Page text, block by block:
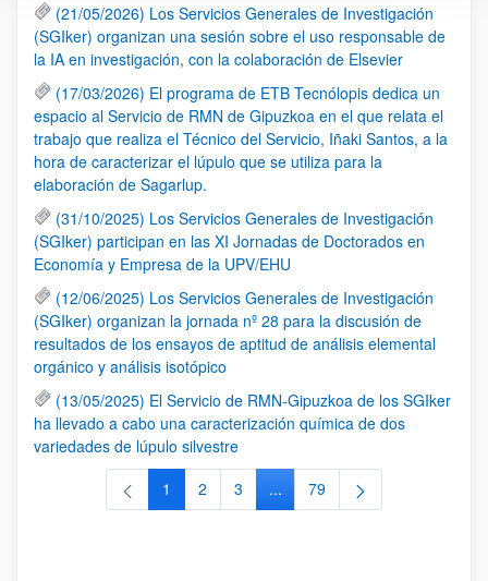
(21/05/2026) Los Servicios Generales de Investigación
(SGIker) organizan una sesión sobre el uso responsable de
la IA en investigación, con la colaboración de Elsevier
(17/03/2026) El programa de ETB Tecnólopis dedica un
espacio al Servicio de RMN de Gipuzkoa en el que relata el
trabajo que realiza el Técnico del Servicio, Iñaki Santos, a la
hora de caracterizar el lúpulo que se utiliza para la
elaboración de Sagarlup.
(31/10/2025) Los Servicios Generales de Investigación
(SGIker) participan en las XI Jornadas de Doctorados en
Economía y Empresa de la UPV/EHU
(12/06/2025) Los Servicios Generales de Investigación
(SGIker) organizan la jornada nº 28 para la discusión de
resultados de los ensayos de aptitud de análisis elemental
orgánico y análisis isotópico
(13/05/2025) El Servicio de RMN-Gipuzkoa de los SGIker
ha llevado a cabo una caracterización química de dos
variedades de lúpulo silvestre
Página
1 Página
2 Página
3 ...Páginas intermedias Use TAB
Página
79